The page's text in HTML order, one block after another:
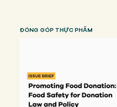
ĐÓNG GÓP THỰC PHẨM